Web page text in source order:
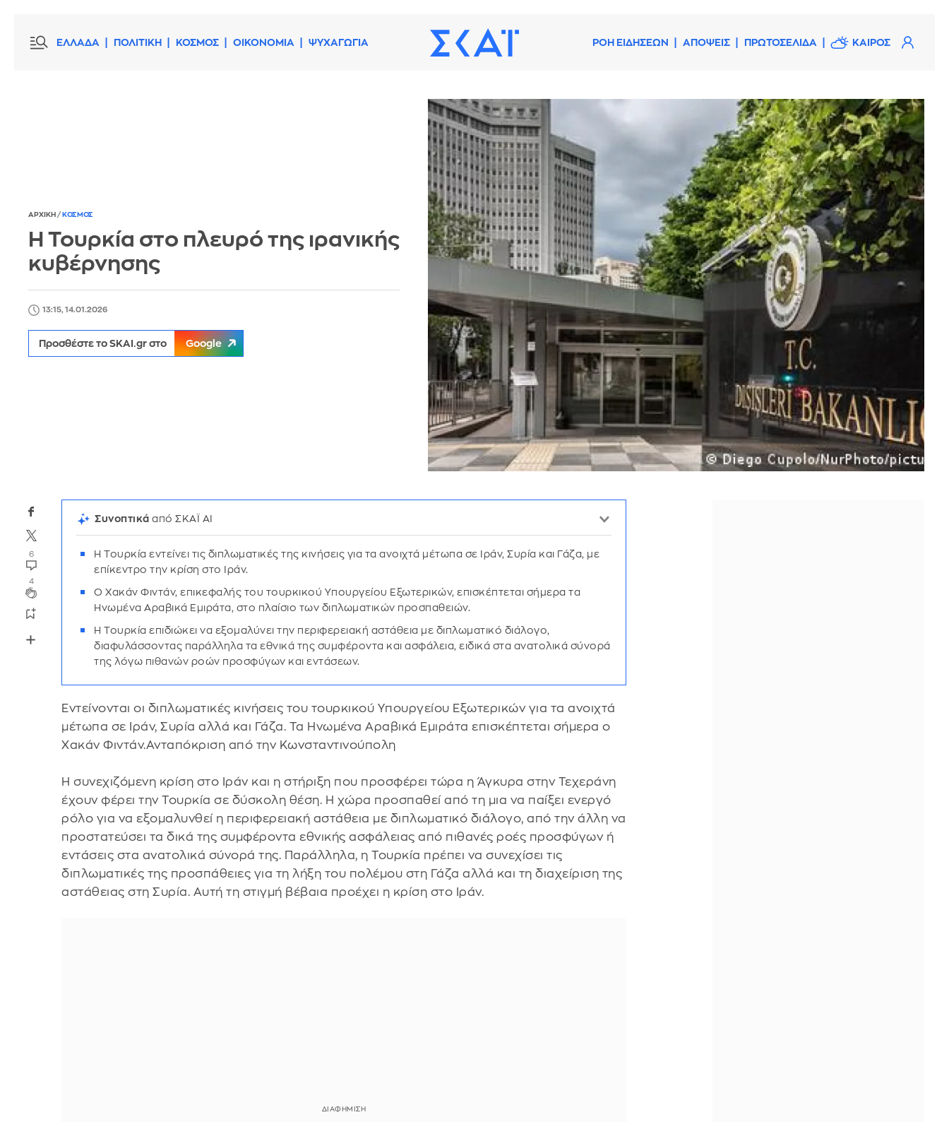
ΕΛΛΑΔΑ ΠΟΛΙΤΙΚΗ ΚΟΣΜΟΣ ΟΙΚΟΝΟΜΙΑ ΨΥΧΑΓΩΓΙΑ ΡΟΗ ΕΙΔΗΣΕΩΝ ΑΠΟΨΕΙΣ ΠΡΩΤΟΣΕΛΙΔΑ ΚΑΙΡΟΣ
ΑΡΧΙΚΗ / ΚΟΣΜΟΣ
Η Τουρκία στο πλευρό της ιρανικής
κυβέρνησης
13:15, 14.01.2026
Προσθέστε το SKAI.gr στο Google
6
4
Συνοπτικάαπό ΣΚΑΪ AI
Η Τουρκία εντείνει τις διπλωματικές της κινήσεις για τα ανοιχτά μέτωπα σε Ιράν, Συρία και Γάζα, με
επίκεντρο την κρίση στο Ιράν.
Ο Χακάν Φιντάν, επικεφαλής του τουρκικού Υπουργείου Εξωτερικών, επισκέπτεται σήμερα τα
Ηνωμένα Αραβικά Εμιράτα, στο πλαίσιο των διπλωματικών προσπαθειών.
Η Τουρκία επιδιώκει να εξομαλύνει την περιφερειακή αστάθεια με διπλωματικό διάλογο,
διαφυλάσσοντας παράλληλα τα εθνικά της συμφέροντα και ασφάλεια, ειδικά στα ανατολικά σύνορά
της λόγω πιθανών ροών προσφύγων και εντάσεων.
Εντείνονται οι διπλωματικές κινήσεις του τουρκικού Υπουργείου Εξωτερικών για τα ανοιχτά
μέτωπα σε Ιράν, Συρία αλλά και Γάζα. Τα Ηνωμένα Αραβικά Εμιράτα επισκέπτεται σήμερα ο
Χακάν Φιντάν.Ανταπόκριση από την Κωνσταντινούπολη
Η συνεχιζόμενη κρίση στο Ιράν και η στήριξη που προσφέρει τώρα η Άγκυρα στην Τεχεράνη
έχουν φέρει την Τουρκία σε δύσκολη θέση. Η χώρα προσπαθεί από τη μια να παίξει ενεργό
ρόλο για να εξομαλυνθεί η περιφερειακή αστάθεια με διπλωματικό διάλογο, από την άλλη να
προστατεύσει τα δικά της συμφέροντα εθνικής ασφάλειας από πιθανές ροές προσφύγων ή
εντάσεις στα ανατολικά σύνορά της. Παράλληλα, η Τουρκία πρέπει να συνεχίσει τις
διπλωματικές της προσπάθειες για τη λήξη του πολέμου στη Γάζα αλλά και τη διαχείριση της
αστάθειας στη Συρία. Αυτή τη στιγμή βέβαια προέχει η κρίση στο Ιράν.